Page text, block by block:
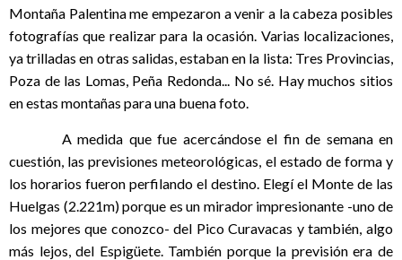
Montaña Palentina me empezaron a venir a la cabeza posibles
fotografías que realizar para la ocasión. Varias localizaciones,
ya trilladas en otras salidas, estaban en la lista: Tres Provincias,
Poza de las Lomas, Peña Redonda... No sé. Hay muchos sitios
en estas montañas para una buena foto.
A medida que fue acercándose el fin de semana en
cuestión, las previsiones meteorológicas, el estado de forma y
los horarios fueron perfilando el destino. Elegí el Monte de las
Huelgas (2.221m) porque es un mirador impresionante -uno de
los mejores que conozco- del Pico Curavacas y también, algo
más lejos, del Espigüete. También porque la previsión era de